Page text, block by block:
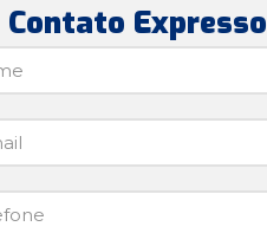
Contato Expresso